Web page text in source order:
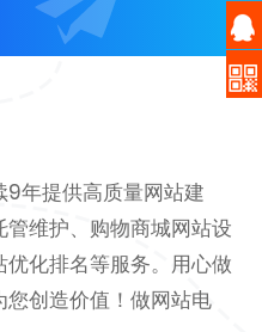
年提供高质量网站建
维护、购物商城网站设
化排名等服务。用心做
创造价值！做网站电